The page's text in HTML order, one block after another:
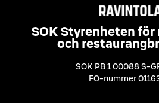
SOK Styrenheten
och
SOK PB 1 00088 S-
FO-nummer